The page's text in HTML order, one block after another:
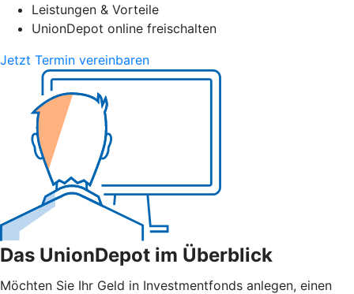
Leistungen & Vorteile
UnionDepot online freischalten
Jetzt Termin vereinbaren
Das UnionDepot im Überblick
Möchten Sie Ihr Geld in Investmentfonds anlegen, einen